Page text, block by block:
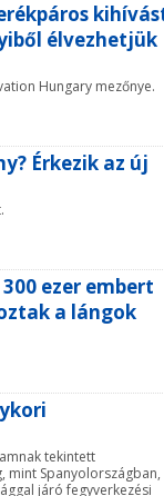
élvezhetjük
Hungary mezőnye.
Érkezik az új
ezer embert
a lángok
tekintett
mint Spanyolországban,
járó fegyverkezési